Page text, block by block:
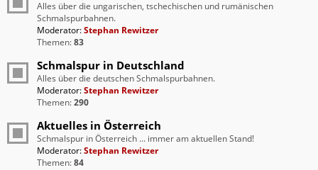
Alles über die ungarischen, tschechischen und rumänischen
Schmalspurbahnen.
Moderator:Stephan Rewitzer
Themen:83
Schmalspur in Deutschland
Alles über die deutschen Schmalspurbahnen.
Moderator:Stephan Rewitzer
Themen:290
Aktuelles in Österreich
Schmalspur in Österreich ... immer am aktuellen Stand!
Moderator:Stephan Rewitzer
Themen:84